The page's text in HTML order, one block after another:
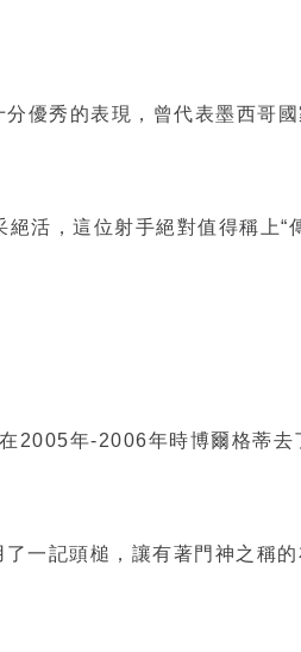
優秀的表現，曾代表墨西哥
活，這位射手絕對值得稱上“
2005年-2006年時博爾格蒂去
一記頭槌，讓有著門神之稱